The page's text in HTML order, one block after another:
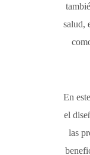
salud,
En
el
las